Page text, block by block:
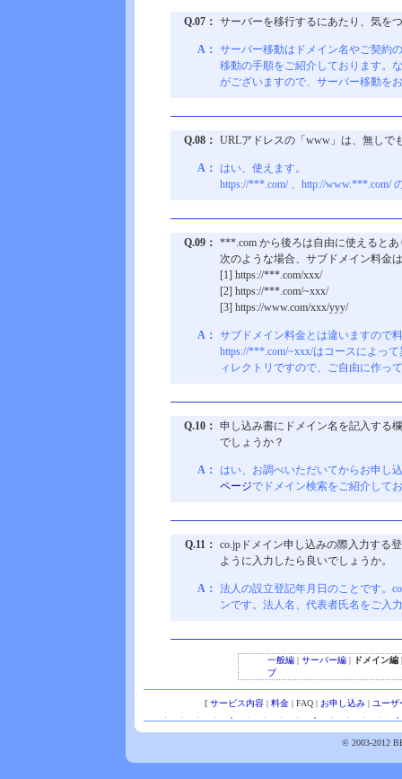
Q.07： サーバーを移行するにあたり、気を
A： サーバー移動はドメイン名やご契約
移動の手順をご紹介しております。
がございますので、サーバー移動を
Q.08： URLアドレスの「www」は、無しで
A： はい、使えます。
https://***.com/ 、http://www.***.com/
Q.09： ***.com から後ろは自由に使えると
次のような場合、サブドメイン料金
[1] https://***.com/xxx/
[2] https://***.com/~xxx/
[3] https://www.com/xxx/yyy/
A： サブドメイン料金とは違いますので
https://***.com/~xxx/はコースによっ
ィレクトリですので、ご自由に作っ
Q.10： 申し込み書にドメイン名を記入する
でしょうか？
A： はい、お調べいただいてからお申し
ページでドメイン検索をご紹介して
Q.11： co.jpドメイン申し込みの際入力する
ように入力したら良いでしょうか。
A： 法人の設立登記年月日のことです。
ンです。法人名、代表者氏名をご入
一般編| サーバー編| ドメイン編
プ
[ サービス内容| 料金| FAQ | お申し込み| ユーザ
© 2003-2012